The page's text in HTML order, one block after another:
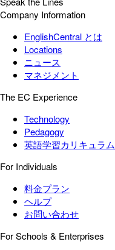
Company Information
EnglishCentral とは
Locations
ニュース
マネジメント
The EC Experience
Technology
Pedagogy
英語学習カリキュラム
For Individuals
料金プラン
ヘルプ
お問い合わせ
For Schools & Enterprises